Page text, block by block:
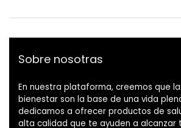
Sobre nosotras
En nuestra plataforma, creemos que
bienestar son la base de una vida
dedicamos a ofrecer productos de
alta calidad que te ayuden a alcanzar